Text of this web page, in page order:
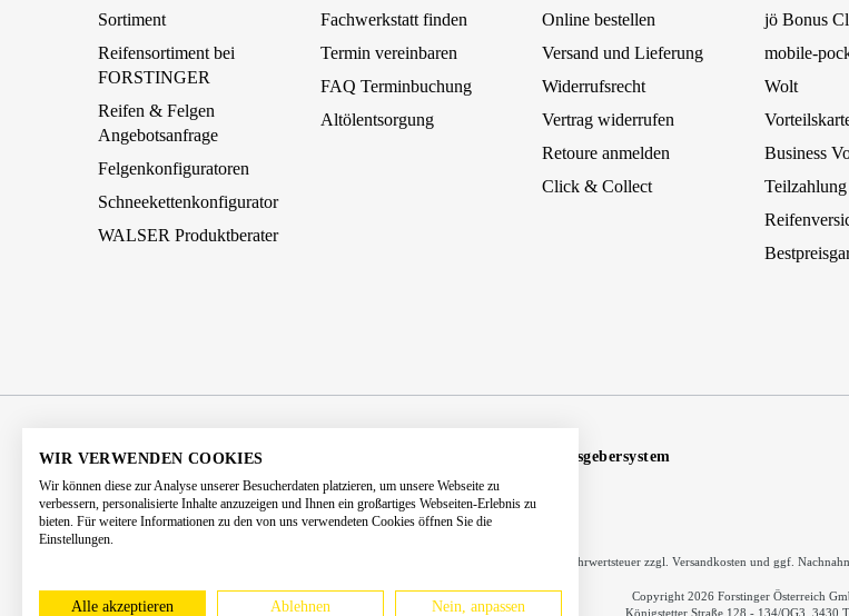
Sortiment
Reifensortiment bei
FORSTINGER
Reifen & Felgen
Angebotsanfrage
Felgenkonfiguratoren
Schneekettenkonfigurator
WALSER Produktberater
Fachwerkstatt finden
Termin vereinbaren
FAQ Terminbuchung
Altölentsorgung
Online bestellen
Versand und Lieferung
Widerrufsrecht
Vertrag widerrufen
Retoure anmelden
Click & Collect
jö Bonus
mobile-
Wolt
Business
Teilzahlung
AGB Impressum
Hinweisgebersystem
Barrierefreiheitserklärung
Kontakt
* Alle Preise inkl. gesetzl. Mehrwertsteuer zzgl. Versandkosten und ggf.
Copyright 2026 Forstinger Österreich
Königstetter Straße 128 - 134/OG3, 3430
WIR VERWENDEN COOKIES
Wir können diese zur Analyse unserer Besucherdaten platzieren, um unsere Webseite zu
verbessern, personalisierte Inhalte anzuzeigen und Ihnen ein großartiges Webseiten-Erlebnis zu
bieten. Für weitere Informationen zu den von uns verwendeten Cookies öffnen Sie die
Einstellungen.
Alle akzeptieren Ablehnen Nein, anpassen